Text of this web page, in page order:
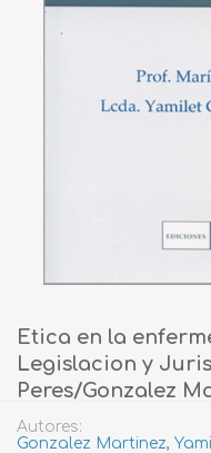
Etica en la
Legislacion y
Peres/Gonzalez
Autores:
Gonzalez Martinez,